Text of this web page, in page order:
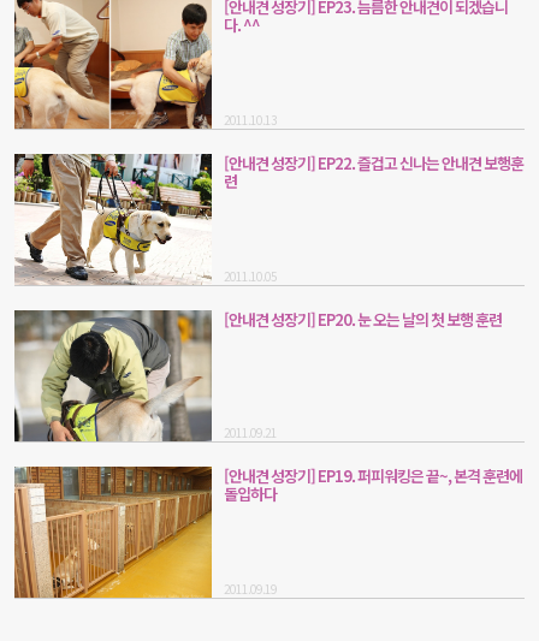
[안내견 성장기] EP23. 늠름한 안내견이 되겠습니
다. ^^
2011.10.13
[안내견 성장기] EP22. 즐겁고 신나는 안내견 보행훈
련
2011.10.05
[안내견 성장기] EP20. 눈 오는 날의 첫 보행 훈련
2011.09.21
[안내견 성장기] EP19. 퍼피워킹은 끝~, 본격 훈련에
돌입하다
2011.09.19